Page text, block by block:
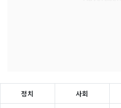
정치 사회